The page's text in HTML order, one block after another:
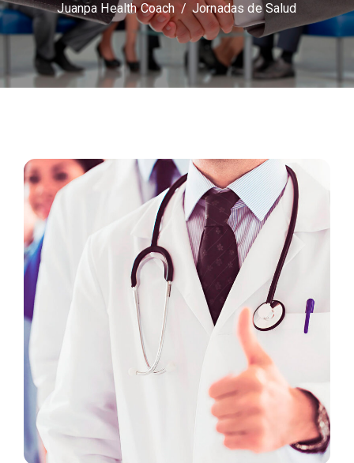
Juanpa Health Coach / Jornadas de Salud